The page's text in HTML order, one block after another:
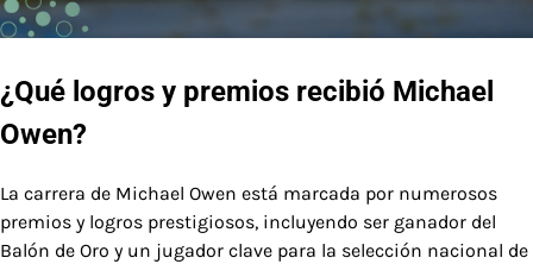
¿Qué logros y premios recibió Michael
Owen?
La carrera de Michael Owen está marcada por numerosos
premios y logros prestigiosos, incluyendo ser ganador del
Balón de Oro y un jugador clave para la selección nacional de